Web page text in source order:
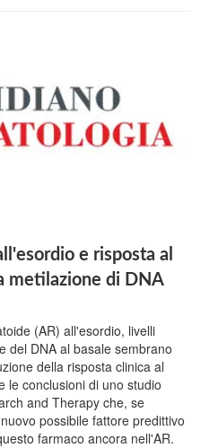
e risposta al
metilazione di DNA
(AR) all'esordio, livelli
del DNA al basale sembrano
della risposta clinica al
le conclusioni di uno studio
and Therapy che, se
possibile fattore predittivo
farmaco ancora nell'AR.